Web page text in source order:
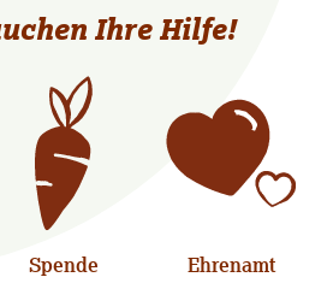
Ihre Hilfe!
Spende Ehrenamt